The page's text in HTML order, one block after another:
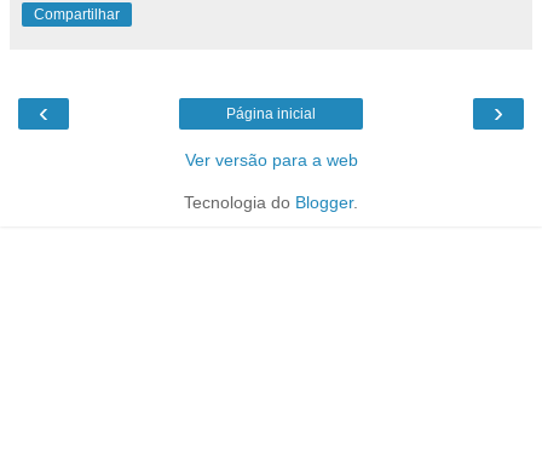
Compartilhar
‹ ›
Página inicial
Ver versão para a web
Tecnologia do Blogger.